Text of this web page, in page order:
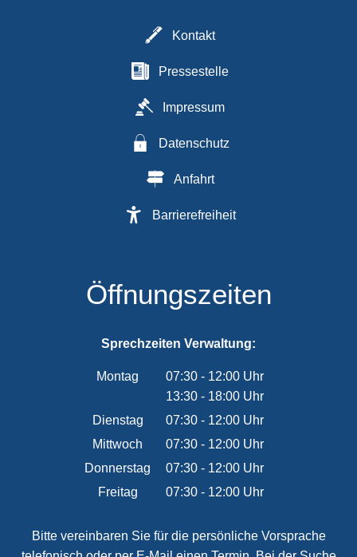
Kontakt
Pressestelle
Impressum
Datenschutz
Anfahrt
Barrierefreiheit
Öffnungszeiten
Sprechzeiten Verwaltung:
Montag 07:30- 12:00Uhr
Von 07:30 bis 12:00 Uhr
13:30- 18:00Uhr
Von 13:30 bis 18:00 Uhr
Dienstag 07:30- 12:00Uhr
Von 07:30 bis 12:00 Uhr
Mittwoch 07:30- 12:00Uhr
Von 07:30 bis 12:00 Uhr
Donnerstag 07:30- 12:00Uhr
Von 07:30 bis 12:00 Uhr
Freitag 07:30- 12:00Uhr
Bitte vereinbaren Sie für die persönliche Vorsprache